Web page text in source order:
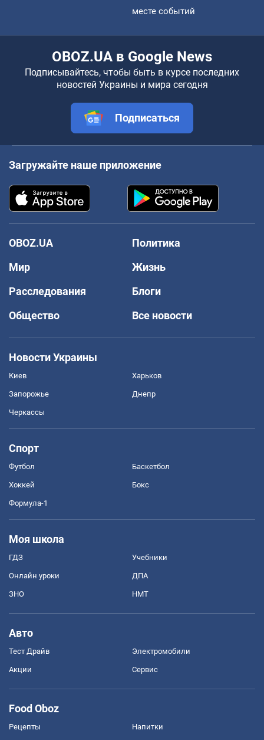
месте событий
OBOZ.UA в Google News
Подписывайтесь, чтобы быть в курсе последних
новостей Украины и мира сегодня
Подписаться
Загружайте наше приложение
OBOZ.UA
Политика
Мир
Жизнь
Расследования
Блоги
Общество
Все новости
Новости Украины
Киев Харьков
Запорожье Днепр
Черкассы
Спорт
Футбол Баскетбол
Хоккей Бокс
Формула-1
Моя школа
ГДЗ Учебники
Онлайн уроки ДПА
ЗНО НМТ
Авто
Тест Драйв Электромобили
Акции Сервис
Food Oboz
Рецепты Напитки